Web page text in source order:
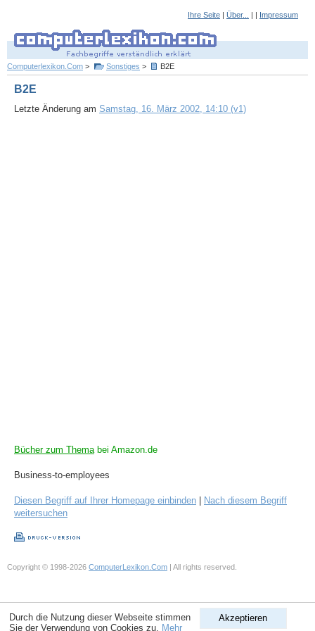
Ihre Seite | Über... | | Impressum
Computerlexikon.Com > Sonstiges > B2E
B2E
Letzte Änderung am Samstag, 16. März 2002, 14:10 (v1)
Bücher zum Themabei Amazon.de
Business-to-employees
Diesen Begriff auf Ihrer Homepage einbinden
Nach diesem Begriff
weitersuchen
Akzeptieren
Durch die Nutzung dieser Webseite stimmen
Sie der Verwendung von Cookies zu. Mehr
Copyright © 1998-2026 ComputerLexikon.Com | All rights reserved.